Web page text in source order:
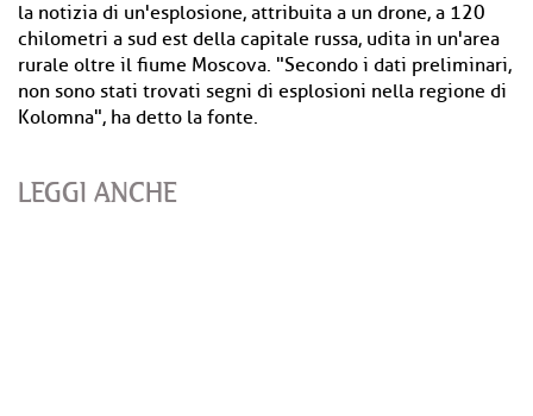
la notizia di un'esplosione, attribuita a un drone, a 120
chilometri a sud est della capitale russa, udita in un'area
rurale oltre il fiume Moscova. "Secondo i dati preliminari,
non sono stati trovati segni di esplosioni nella regione di
Kolomna", ha detto la fonte.
LEGGI ANCHE